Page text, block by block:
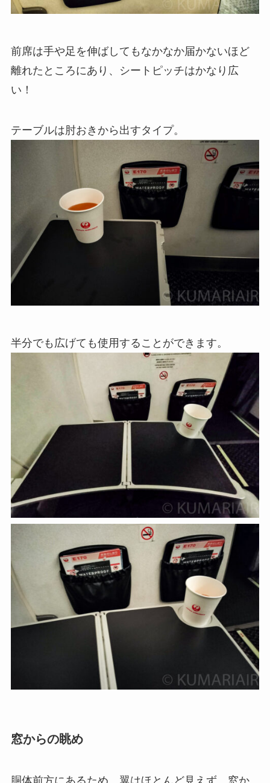
前席は手や足を伸ばしてもなかなか届かないほど
離れたところにあり、シートピッチはかなり広
い！
テーブルは肘おきから出すタイプ。
半分でも広げても使用することができます。
窓からの眺め